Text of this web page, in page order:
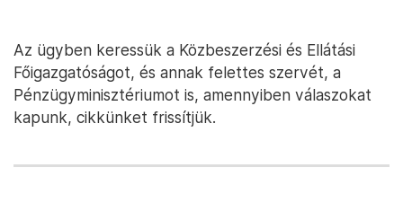
Az ügyben keressük a Közbeszerzési és Ellátási
Főigazgatóságot, és annak felettes szervét, a
Pénzügyminisztériumot is, amennyiben válaszokat
kapunk, cikkünket frissítjük.